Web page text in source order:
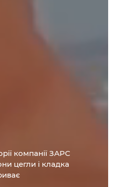
компанії ЗАРС
цегли і кладка